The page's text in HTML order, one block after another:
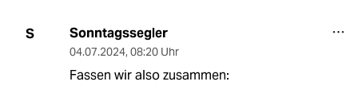
S Sonntagssegler
04.07.2024, 08:20 Uhr
Fassen wir also zusammen: